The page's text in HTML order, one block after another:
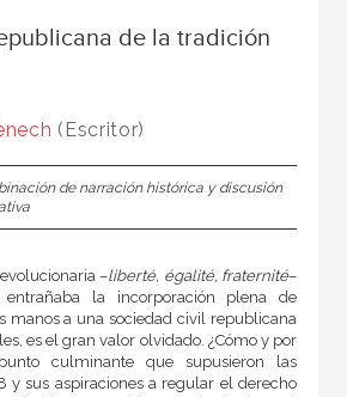
de la tradición
(Escritor)
de narración histórica y discusión
–liberté, égalité, fraternité–
la incorporación plena de
manos a una sociedad civil republicana
es el gran valor olvidado. ¿Cómo y por
culminante que supusieron las
y sus aspiraciones a regular el derecho